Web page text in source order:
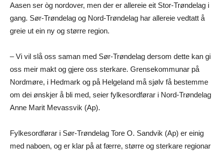
Aasen ser òg nordover, men der er allereie eit Stor-Trøndelag i
gang. Sør-Trøndelag og Nord-Trøndelag har allereie vedtatt å
greie ut ein ny og større region.
– Vi vil slå oss saman med Sør-Trøndelag dersom dette kan gi
oss meir makt og gjere oss sterkare. Grensekommunar på
Nordmøre, i Hedmark og på Helgeland må sjølv få bestemme
om dei ønskjer å bli med, seier fylkesordførar i Nord-Trøndelag
Anne Marit Mevassvik (Ap).
Fylkesordførar i Sør-Trøndelag Tore O. Sandvik (Ap) er einig
med naboen, og er klar på at færre, større og sterkare regionar